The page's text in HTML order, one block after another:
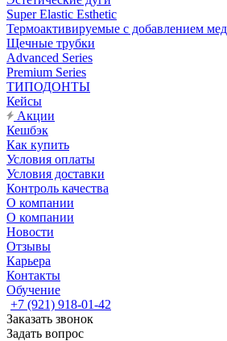
Super Elastic Esthetic
Термоактивируемые с добавлением
Щечные трубки
Advanced Series
Premium Series
ТИПОДОНТЫ
Кейсы
Акции
Кешбэк
Как купить
Условия оплаты
Условия доставки
Контроль качества
О компании
О компании
Новости
Отзывы
Карьера
Контакты
Обучение
+7 (921) 918-01-42
Заказать звонок
Задать вопрос